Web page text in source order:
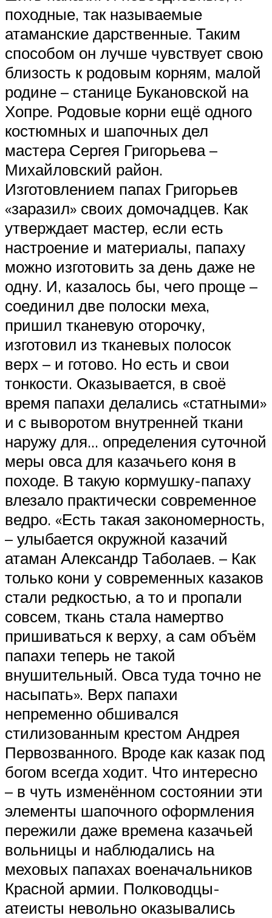
походные, так называемые
атаманские дарственные. Таким
способом он лучше чувствует свою
близость к родовым корням, малой
родине – станице Букановской на
Хопре. Родовые корни ещё одного
костюмных и шапочных дел
мастера Сергея Григорьева –
Михайловский район.
Изготовлением папах Григорьев
«заразил» своих домочадцев. Как
утверждает мастер, если есть
настроение и материалы, папаху
можно изготовить за день даже не
одну. И, казалось бы, чего проще –
соединил две полоски меха,
пришил тканевую оторочку,
изготовил из тканевых полосок
верх – и готово. Но есть и свои
тонкости. Оказывается, в своё
время папахи делались «статными»
и с выворотом внутренней ткани
наружу для… определения суточной
меры овса для казачьего коня в
походе. В такую кормушку-папаху
влезало практически современное
ведро. «Есть такая закономерность,
– улыбается окружной казачий
атаман Александр Таболаев. – Как
только кони у современных казаков
стали редкостью, а то и пропали
совсем, ткань стала намертво
пришиваться к верху, а сам объём
папахи теперь не такой
внушительный. Овса туда точно не
насыпать». Верх папахи
непременно обшивался
стилизованным крестом Андрея
Первозванного. Вроде как казак под
богом всегда ходит. Что интересно
– в чуть изменённом состоянии эти
элементы шапочного оформления
пережили даже времена казачьей
вольницы и наблюдались на
меховых папахах военачальников
Красной армии. Полководцы-
атеисты невольно оказывались